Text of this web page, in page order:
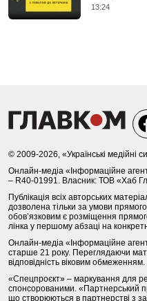
13:24
© 2009-2026, «Українські медійні
Онлайн-медіа «Інформаційне
– R40-01991. Власник: ТОВ «Хаб
Публікація всіх авторських
дозволена тільки за умови
обов’язковим є розміщення
лінка у першому абзаці на
Онлайн-медіа «Інформаційне
старше 21 року. Переглядаючи
відповідність віковим обмеженням.
«Спецпроєкт» – маркування для
спонсорованими. «Партнерський
що створюються в партнерстві з